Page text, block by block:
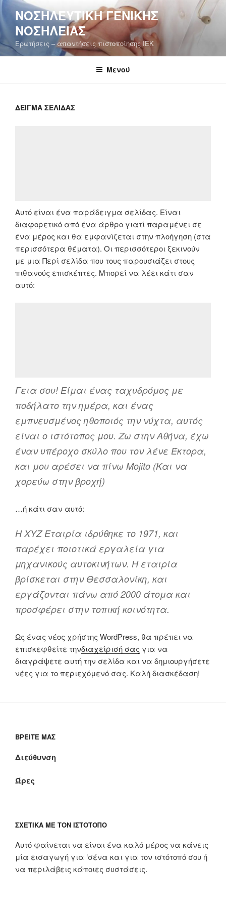
Μετάβαση
στο
περιεχόμενο
ΝΟΣΗΛΕΥΤΙΚΉ ΓΕΝΙΚΉΣ
ΝΟΣΗΛΕΊΑΣ
Ερωτήσεις – απαντήσεις πιστοποίησης ΙΕΚ
Μενού
ΔΕΊΓΜΑ ΣΕΛΊΔΑΣ
Αυτό είναι ένα παράδειγμα σελίδας. Είναι
διαφορετικό από ένα άρθρο γιατί παραμένει σε
ένα μέρος και θα εμφανίζεται στην πλοήγηση (στα
περισσότερα θέματα). Οι περισσότεροι ξεκινούν
με μια Περί σελίδα που τους παρουσιάζει στους
πιθανούς επισκέπτες. Μπορεί να λέει κάτι σαν
αυτό:
Γεια σου! Είμαι ένας ταχυδρόμος με
ποδήλατο την ημέρα, και ένας
εμπνευσμένος ηθοποιός την νύχτα, αυτός
είναι ο ιστότοπος μου. Ζω στην Αθήνα, έχω
έναν υπέροχο σκύλο που τον λένε Έκτορα,
και μου αρέσει να πίνω Mojito (Και να
χορεύω στην βροχή)
…ή κάτι σαν αυτό:
Η XYZ Εταιρία ιδρύθηκε το 1971, και
παρέχει ποιοτικά εργαλεία για
μηχανικούς αυτοκινήτων. Η εταιρία
βρίσκεται στην Θεσσαλονίκη, και
εργάζονται πάνω από 2000 άτομα και
προσφέρει στην τοπική κοινότητα.
Ως ένας νέος χρήστης WordPress, θα πρέπει να
επισκεφθείτε τηνδιαχείρισή σας για να
διαγράψετε αυτή την σελίδα και να δημιουργήσετε
νέες για το περιεχόμενό σας. Καλή διασκέδαση!
ΒΡΕΊΤΕ ΜΑΣ
Διεύθυνση
Ώρες
ΣΧΕΤΙΚΆ ΜΕ ΤΟΝ ΙΣΤΌΤΟΠΟ
Αυτό φαίνεται να είναι ένα καλό μέρος να κάνεις
μία εισαγωγή για ‘σένα και για τον ιστότοπό σου ή
να περιλάβεις κάποιες συστάσεις.